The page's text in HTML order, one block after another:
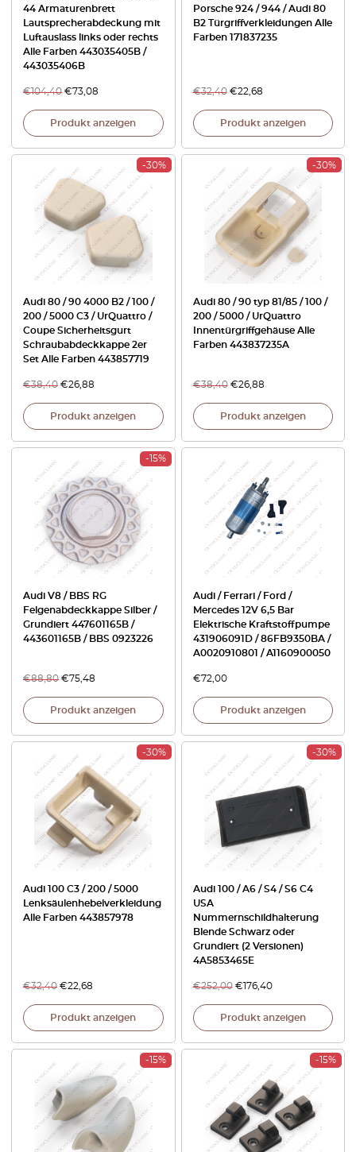
44 Armaturenbrett
Lautsprecherabdeckung mit
Luftauslass links oder rechts
Alle Farben 443035405B /
443035406B
€104,40 €73,08
Produkt anzeigen
Porsche 924 / 944 / Audi 80
B2 Türgriffverkleidungen Alle
Farben 171837235
€32,40 €22,68
Produkt anzeigen
-30%
Audi 80 / 90 4000 B2 / 100 /
200 / 5000 C3 / UrQuattro /
Coupe Sicherheitsgurt
Schraubabdeckkappe 2er
Set Alle Farben 443857719
€38,40 €26,88
Produkt anzeigen
-30%
Audi 80 / 90 typ 81/85 / 100 /
200 / 5000 / UrQuattro
Innentürgriffgehäuse Alle
Farben 443837235A
€38,40 €26,88
Produkt anzeigen
-15%
Audi V8 / BBS RG
Felgenabdeckkappe Silber /
Grundiert 447601165B /
443601165B / BBS 0923226
€88,80 €75,48
Produkt anzeigen
Audi / Ferrari / Ford /
Mercedes 12V 6,5 Bar
Elektrische Kraftstoffpumpe
431906091D / 86FB9350BA /
A0020910801 / A1160900050
€72,00
Produkt anzeigen
-30%
Audi 100 C3 / 200 / 5000
Lenksäulenhebelverkleidung
Alle Farben 443857978
€32,40 €22,68
Produkt anzeigen
-30%
Audi 100 / A6 / S4 / S6 C4
USA
Nummernschildhalterung
Blende Schwarz oder
Grundiert (2 Versionen)
4A5853465E
€252,00 €176,40
Produkt anzeigen
-15% -15%